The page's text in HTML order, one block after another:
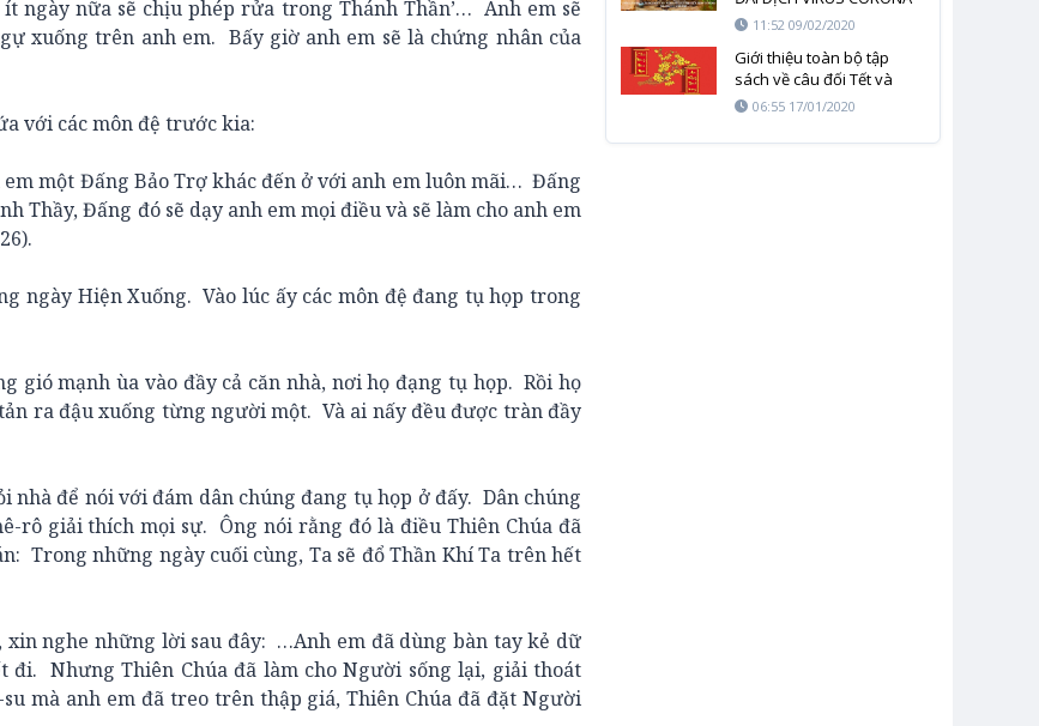
ngày nữa sẽ chịu phép rửa trong Thánh Thần’… Anh em sẽ
xuống trên anh em. Bấy giờ anh em sẽ là chứng nhân của
với các môn đệ trước kia:
một Đấng Bảo Trợ khác đến ở với anh em luôn mãi… Đấng
Thầy, Đấng đó sẽ dạy anh em mọi điều và sẽ làm cho anh em
Hiện Xuống. Vào lúc ấy các môn đệ đang tụ họp trong
mạnh ùa vào đầy cả căn nhà, nơi họ đạng tụ họp. Rồi họ
ra đậu xuống từng người một. Và ai nấy đều được tràn đầy
để nói với đám dân chúng đang tụ họp ở đấy. Dân chúng
rô giải thích mọi sự. Ông nói rằng đó là điều Thiên Chúa đã
Trong những ngày cuối cùng, Ta sẽ đổ Thần Khí Ta trên hết
nghe những lời sau đây: …Anh em đã dùng bàn tay kẻ dữ
đi. Nhưng Thiên Chúa đã làm cho Người sống lại, giải thoát
mà anh em đã treo trên thập giá, Thiên Chúa đã đặt Người
SỚM CHẤM DỨT – NGÀY
11:52 09/02/2020
Giới thiệu toàn bộ tập
sách về câu đối Tết và
Phụng Vụ
06:55 17/01/2020